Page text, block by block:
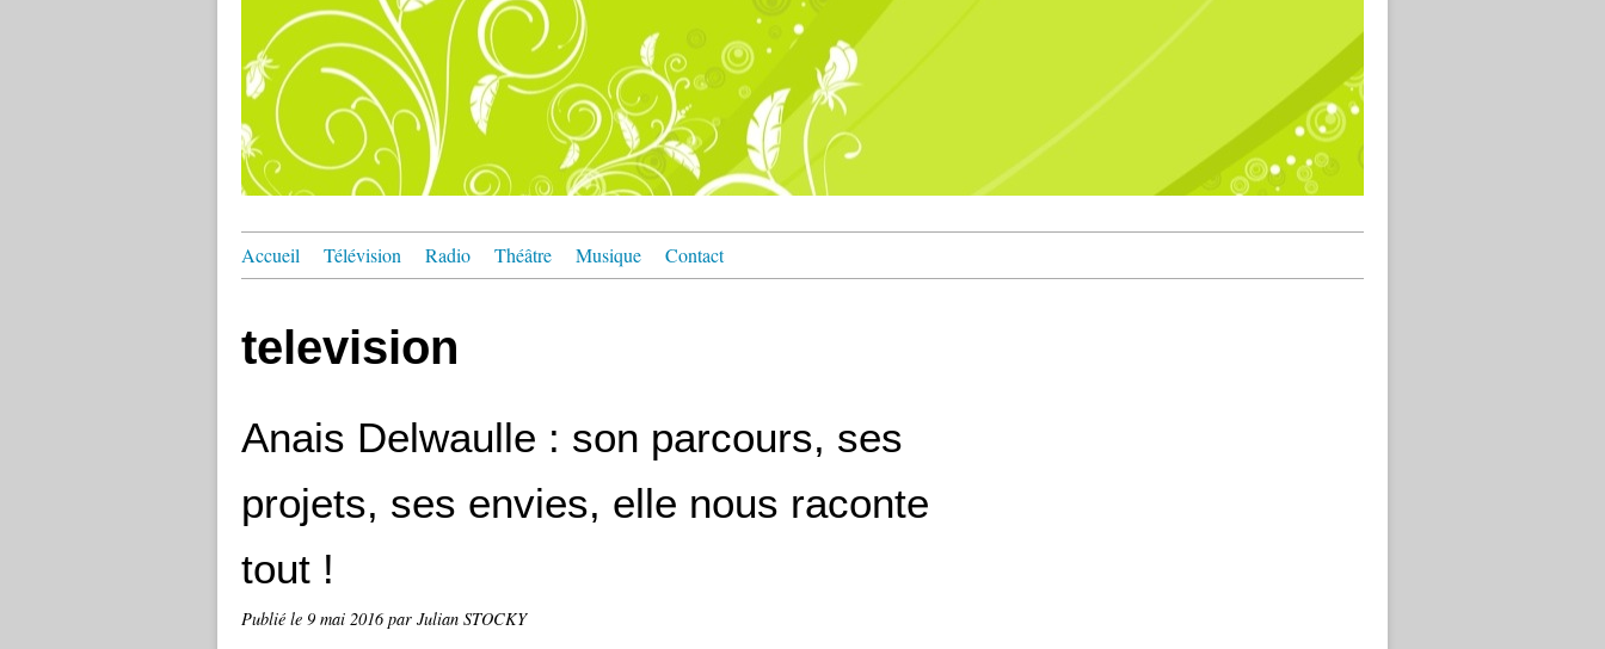
Accueil Télévision Radio Théâtre Musique Contact
television
Anais Delwaulle : son parcours, ses
projets, ses envies, elle nous raconte
tout !
Publié le 9 mai 2016par Julian STOCKY